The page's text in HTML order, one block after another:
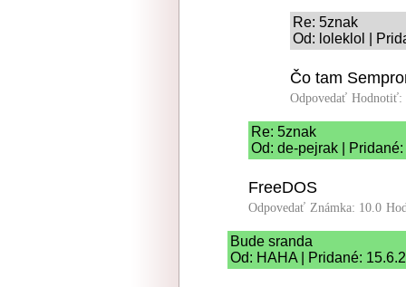
Re: 5znak
Od: loleklol |
Čo tam
Odpovedať Hodnotiť:
Re: 5znak
Od: de-pejrak |
FreeDOS
Odpovedať Známka: 10.0
Bude sranda
Od: HAHA | Pridané: